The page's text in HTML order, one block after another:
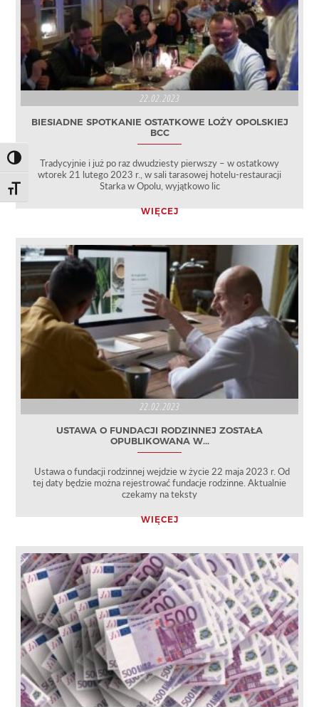
Toggle High Contrast
Toggle Font size
22.02.2023
BIESIADNE SPOTKANIE OSTATKOWE LOŻY OPOLSKIEJ
BCC
Tradycyjnie i już po raz dwudziesty pierwszy – w ostatkowy
wtorek 21 lutego 2023 r., w sali tarasowej hotelu-restauracji
Starka w Opolu, wyjątkowo lic
WIĘCEJ
22.02.2023
USTAWA O FUNDACJI RODZINNEJ ZOSTAŁA
OPUBLIKOWANA W...
Ustawa o fundacji rodzinnej wejdzie w życie 22 maja 2023 r. Od
tej daty będzie można rejestrować fundacje rodzinne. Aktualnie
czekamy na teksty
WIĘCEJ